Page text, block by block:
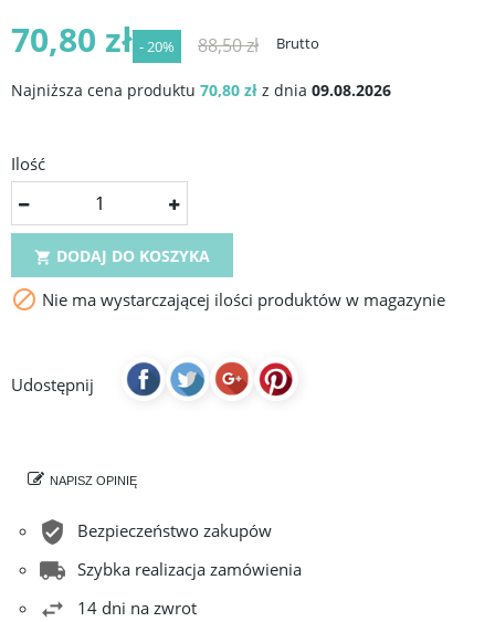
70,80 zł - 20% 88,50 zł Brutto
Najniższa cena produktu 70,80 zł z dnia 09.08.2026
Ilość
 DODAJ DO KOSZYKA
 Nie ma wystarczającej ilości produktów w magazynie
Udostępnij
NAPISZ OPINIĘ
Bezpieczeństwo zakupów
Szybka realizacja zamówienia
14 dni na zwrot